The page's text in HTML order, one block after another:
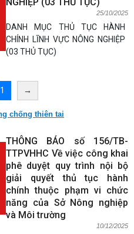
25/10/2025
DANH MỤC THỦ TỤC HÀNH
CHÍNH LĨNH VỰC NÔNG NGHIỆP
(03 THỦ TỤC)
1 →
chống thiên tai
THÔNG BÁO số 156/TB-
TTPVHHC Về việc công khai
phê duyệt quy trình nội bộ
giải quyết thủ tục hành
chính thuộc phạm vi chức
năng của Sở Nông nghiệp
và Môi trường
10/12/2025